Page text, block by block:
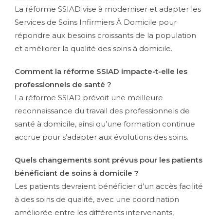
La réforme SSIAD vise à moderniser et adapter les
Services de Soins Infirmiers À Domicile pour
répondre aux besoins croissants de la population
et améliorer la qualité des soins à domicile.
Comment la réforme SSIAD impacte-t-elle les
professionnels de santé ?
La réforme SSIAD prévoit une meilleure
reconnaissance du travail des professionnels de
santé à domicile, ainsi qu’une formation continue
accrue pour s’adapter aux évolutions des soins.
Quels changements sont prévus pour les patients
bénéficiant de soins à domicile ?
Les patients devraient bénéficier d’un accès facilité
à des soins de qualité, avec une coordination
améliorée entre les différents intervenants,